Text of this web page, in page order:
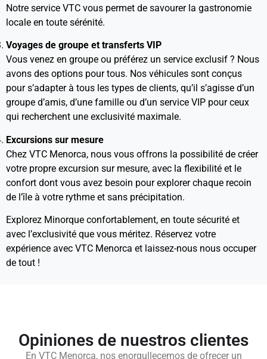
Notre service VTC vous permet de savourer la gastronomie
locale en toute sérénité.
Voyages de groupe et transferts VIP
Vous venez en groupe ou préférez un service exclusif ? Nous
avons des options pour tous. Nos véhicules sont conçus
pour s’adapter à tous les types de clients, qu’il s’agisse d’un
groupe d’amis, d’une famille ou d’un service VIP pour ceux
qui recherchent une exclusivité maximale.
Excursions sur mesure
Chez VTC Menorca, nous vous offrons la possibilité de créer
votre propre excursion sur mesure, avec la flexibilité et le
confort dont vous avez besoin pour explorer chaque recoin
de l’île à votre rythme et sans précipitation.
Explorez Minorque confortablement, en toute sécurité et
avec l’exclusivité que vous méritez. Réservez votre
expérience avec VTC Menorca et laissez-nous nous occuper
de tout !
Opiniones de nuestros clientes
En VTC Menorca, nos enorgullecemos de ofrecer un